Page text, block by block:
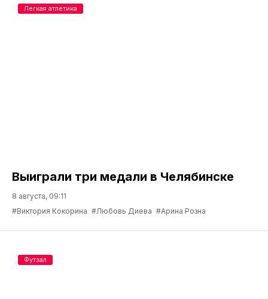
Выиграли три медали в Челябинске
8 августа, 09:11
#Виктория Кокорина #Любовь Диева #Арина Розна
Легкая атлетика
Футзал